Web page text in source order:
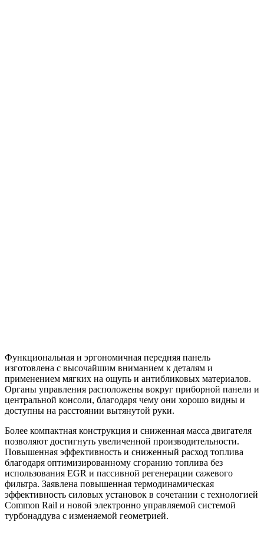
Функциональная и эргономичная передняя панель
изготовлена с высочайшим вниманием к деталям и
применением мягких на ощупь и антибликовых материалов.
Органы управления расположены вокруг приборной панели и
центральной консоли, благодаря чему они хорошо видны и
доступны на расстоянии вытянутой руки.
Более компактная конструкция и сниженная масса двигателя
позволяют достигнуть увеличенной производительности.
Повышенная эффективность и сниженный расход топлива
благодаря оптимизированному сгоранию топлива без
использования EGR и пассивной регенерации сажевого
фильтра. Заявлена повышенная термодинамическая
эффективность силовых установок в сочетании с технологией
Common Rail и новой электронно управляемой системой
турбонаддува с изменяемой геометрией.